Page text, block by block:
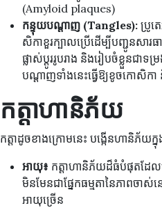
(Amyloid plaques)
កន្ទុយបណ្តាញ (Tangles): ប្រូត
សិកាខួរក្បាលប្រើដើម្បីបញ្ជូនសា
ផ្លាស់ប្តូររូបរាង និងរៀបចំខ្លួន
បណ្តាញទាំងនេះធ្វើឱ្យខូចកោសិក
កត្តាហានិភ័យ
កត្តាដូចខាងក្រោមនេះ បង្កើនហានិភ័យក្
អាយុ៖ កត្តាហានិភ័យដ៏ធំបំផុតដែ
មិនមែនជាផ្នែកធម្មតានៃភាពចា
អាយុច្រើន